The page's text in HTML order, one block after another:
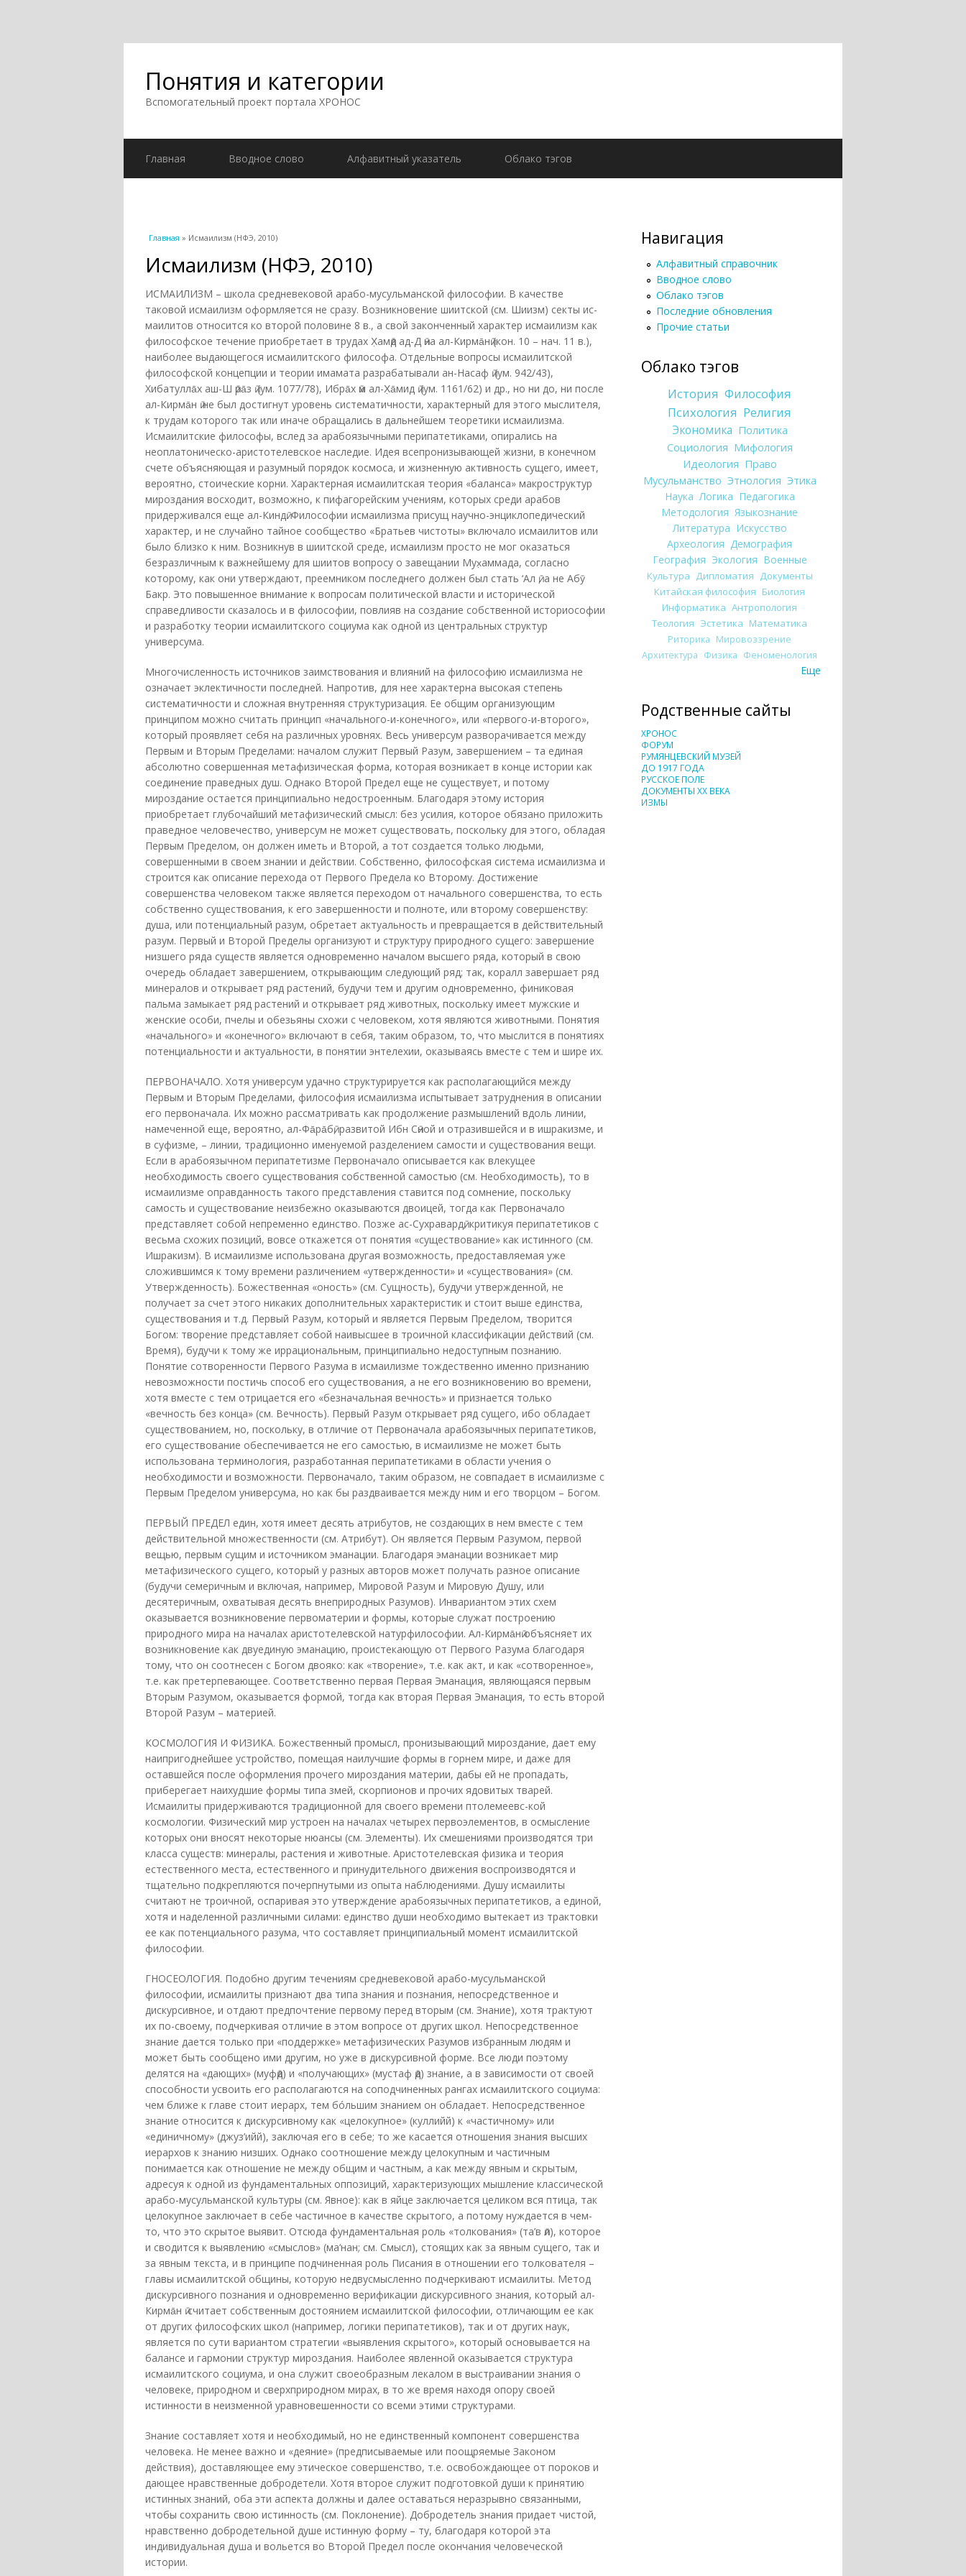
Понятия и категории
Вспомогательный проект портала ХРОНОС
Главная Вводное слово Алфавитный указатель Облако тэгов
Вы здесь
Главная » Исмаилизм (НФЭ, 2010)
Исмаилизм (НФЭ, 2010)
ИСМАИЛИЗМ – школа средневековой арабо-мусульманской философии. В качестве
таковой исмаилизм оформляется не сразу. Возникновение шиитской (см. Шиизм) секты ис-
маилитов относится ко второй половине 8 в., а свой законченный характер исмаилизм как
философское течение приобретает в трудах Х̣амӣд ад-Д ӣна ал-Кирма̄нӣ (кон. 10 – нач. 11 в.),
наиболее выдающегося исмаилитского философа. Отдельные вопросы исмаилитской
философской концепции и теории имамата разрабатывали ан-Насаф ӣ (ум. 942/43),
Хибатулла̄х аш-Ш ӣра̄з ӣ (ум. 1077/78), Ибра̄х ӣм ал-Х̣а̄мид ӣ (ум. 1161/62) и др., но ни до, ни после
ал-Кирма̄н ӣ не был достигнут уровень систематичности, характерный для этого мыслителя,
к трудам которого так или иначе обращались в дальнейшем теоретики исмаилизма.
Исмаилитские философы, вслед за арабоязычными перипатетиками, опирались на
неоплатоническо-аристотелевское наследие. Идея всепронизывающей жизни, в конечном
счете объясняющая и разумный порядок космоса, и жизненную активность сущего, имеет,
вероятно, стоические корни. Характерная исмаилитская теория «баланса» макроструктур
мироздания восходит, возможно, к пифагорейским учениям, которых среди арабов
придерживался еще ал-Киндӣ. Философии исмаилизма присущ научно-энциклопедический
характер, и не случайно тайное сообщество «Братьев чистоты» включало исмаилитов или
было близко к ним. Возникнув в шиитской среде, исмаилизм просто не мог оказаться
безразличным к важнейшему для шиитов вопросу о завещании Мух̣аммада, согласно
которому, как они утверждают, преемником последнего должен был стать ‘Ал ӣ, а не Абӯ
Бакр. Это повышенное внимание к вопросам политической власти и исторической
справедливости сказалось и в философии, повлияв на создание собственной историософии
и разработку теории исмаилитского социума как одной из центральных структур
универсума.
Многочисленность источников заимствования и влияний на философию исмаилизма не
означает эклектичности последней. Напротив, для нее характерна высокая степень
систематичности и сложная внутренняя структуризация. Ее общим организующим
принципом можно считать принцип «начального-и-конечного», или «первого-и-второго»,
который проявляет себя на различных уровнях. Весь универсум разворачивается между
Первым и Вторым Пределами: началом служит Первый Разум, завершением – та единая
абсолютно совершенная метафизическая форма, которая возникает в конце истории как
соединение праведных душ. Однако Второй Предел еще не существует, и потому
мироздание остается принципиально недостроенным. Благодаря этому история
приобретает глубочайший метафизический смысл: без усилия, которое обязано приложить
праведное человечество, универсум не может существовать, поскольку для этого, обладая
Первым Пределом, он должен иметь и Второй, а тот создается только людьми,
совершенными в своем знании и действии. Собственно, философская система исмаилизма и
строится как описание перехода от Первого Предела ко Второму. Достижение
совершенства человеком также является переходом от начального совершенства, то есть
собственно существования, к его завершенности и полноте, или второму совершенству:
душа, или потенциальный разум, обретает актуальность и превращается в действительный
разум. Первый и Второй Пределы организуют и структуру природного сущего: завершение
низшего ряда существ является одновременно началом высшего ряда, который в свою
очередь обладает завершением, открывающим следующий ряд; так, коралл завершает ряд
минералов и открывает ряд растений, будучи тем и другим одновременно, финиковая
пальма замыкает ряд растений и открывает ряд животных, поскольку имеет мужские и
женские особи, пчелы и обезьяны схожи с человеком, хотя являются животными. Понятия
«начального» и «конечного» включают в себя, таким образом, то, что мыслится в понятиях
потенциальности и актуальности, в понятии энтелехии, оказываясь вместе с тем и шире их.
ПЕРВОНАЧАЛО. Хотя универсум удачно структурируется как располагающийся между
Первым и Вторым Пределами, философия исмаилизма испытывает затруднения в описании
его первоначала. Их можно рассматривать как продолжение размышлений вдоль линии,
намеченной еще, вероятно, ал-Фа̄ра̄бӣ, развитой Ибн Сӣной и отразившейся и в ишракизме, и
в суфизме, – линии, традиционно именуемой разделением самости и существования вещи.
Если в арабоязычном перипатетизме Первоначало описывается как влекущее
необходимость своего существования собственной самостью (см. Необходимость), то в
исмаилизме оправданность такого представления ставится под сомнение, поскольку
самость и существование неизбежно оказываются двоицей, тогда как Первоначало
представляет собой непременно единство. Позже ас-Сухравардӣ, критикуя перипатетиков с
весьма схожих позиций, вовсе откажется от понятия «существование» как истинного (см.
Ишракизм). В исмаилизме использована другая возможность, предоставляемая уже
сложившимся к тому времени различением «утвержденности» и «существования» (см.
Утвержденность). Божественная «оность» (см. Сущность), будучи утвержденной, не
получает за счет этого никаких дополнительных характеристик и стоит выше единства,
существования и т.д. Первый Разум, который и является Первым Пределом, творится
Богом: творение представляет собой наивысшее в троичной классификации действий (см.
Время), будучи к тому же иррациональным, принципиально недоступным познанию.
Понятие сотворенности Первого Разума в исмаилизме тождественно именно признанию
невозможности постичь способ его существования, а не его возникновению во времени,
хотя вместе с тем отрицается его «безначальная вечность» и признается только
«вечность без конца» (см. Вечность). Первый Разум открывает ряд сущего, ибо обладает
существованием, но, поскольку, в отличие от Первоначала арабоязычных перипатетиков,
его существование обеспечивается не его самостью, в исмаилизме не может быть
использована терминология, разработанная перипатетиками в области учения о
необходимости и возможности. Первоначало, таким образом, не совпадает в исмаилизме с
Первым Пределом универсума, но как бы раздваивается между ним и его творцом – Богом.
ПЕРВЫЙ ПРЕДЕЛ един, хотя имеет десять атрибутов, не создающих в нем вместе с тем
действительной множественности (см. Атрибут). Он является Первым Разумом, первой
вещью, первым сущим и источником эманации. Благодаря эманации возникает мир
метафизического сущего, который у разных авторов может получать разное описание
(будучи семеричным и включая, например, Мировой Разум и Мировую Душу, или
десятеричным, охватывая десять внеприродных Разумов). Инвариантом этих схем
оказывается возникновение первоматерии и формы, которые служат построению
природного мира на началах аристотелевской натурфилософии. Ал-Кирма̄нӣ объясняет их
возникновение как двуединую эманацию, проистекающую от Первого Разума благодаря
тому, что он соотнесен с Богом двояко: как «творение», т.е. как акт, и как «сотворенное»,
т.е. как претерпевающее. Соответственно первая Первая Эманация, являющаяся первым
Вторым Разумом, оказывается формой, тогда как вторая Первая Эманация, то есть второй
Второй Разум – материей.
КОСМОЛОГИЯ И ФИЗИКА. Божественный промысл, пронизывающий мироздание, дает ему
наипригоднейшее устройство, помещая наилучшие формы в горнем мире, и даже для
оставшейся после оформления прочего мироздания материи, дабы ей не пропадать,
приберегает наихудшие формы типа змей, скорпионов и прочих ядовитых тварей.
Исмаилиты придерживаются традиционной для своего времени птолемеевс-кой
космологии. Физический мир устроен на началах четырех первоэлементов, в осмысление
которых они вносят некоторые нюансы (см. Элементы). Их смешениями производятся три
класса существ: минералы, растения и животные. Аристотелевская физика и теория
естественного места, естественного и принудительного движения воспроизводятся и
тщательно подкрепляются почерпнутыми из опыта наблюдениями. Душу исмаилиты
считают не троичной, оспаривая это утверждение арабоязычных перипатетиков, а единой,
хотя и наделенной различными силами: единство души необходимо вытекает из трактовки
ее как потенциального разума, что составляет принципиальный момент исмаилитской
философии.
ГНОСЕОЛОГИЯ. Подобно другим течениям средневековой арабо-мусульманской
философии, исмаилиты признают два типа знания и познания, непосредственное и
дискурсивное, и отдают предпочтение первому перед вторым (см. Знание), хотя трактуют
их по-своему, подчеркивая отличие в этом вопросе от других школ. Непосредственное
знание дается только при «поддержке» метафизических Разумов избранным людям и
может быть сообщено ими другим, но уже в дискурсивной форме. Все люди поэтому
делятся на «дающих» (муфӣд) и «получающих» (мустаф ӣд) знание, а в зависимости от своей
способности усвоить его располагаются на соподчиненных рангах исмаилитского социума:
чем ближе к главе стоит иерарх, тем бóльшим знанием он обладает. Непосредственное
знание относится к дискурсивному как «целокупное» (куллийй) к «частичному» или
«единичному» (джуз’ийй), заключая его в себе; то же касается отношения знания высших
иерархов к знанию низших. Однако соотношение между целокупным и частичным
понимается как отношение не между общим и частным, а как между явным и скрытым,
адресуя к одной из фундаментальных оппозиций, характеризующих мышление классической
арабо-мусульманской культуры (см. Явное): как в яйце заключается целиком вся птица, так
целокупное заключает в себе частичное в качестве скрытого, а потому нуждается в чем-
то, что это скрытое выявит. Отсюда фундаментальная роль «толкования» (та’в ӣл), которое
и сводится к выявлению «смыслов» (ма‘нан; см. Смысл), стоящих как за явным сущего, так и
за явным текста, и в принципе подчиненная роль Писания в отношении его толкователя –
главы исмаилитской общины, которую недвусмысленно подчеркивают исмаилиты. Метод
дискурсивного познания и одновременно верификации дискурсивного знания, который ал-
Кирма̄н ӣ считает собственным достоянием исмаилитской философии, отличающим ее как
от других философских школ (например, логики перипатетиков), так и от других наук,
является по сути вариантом стратегии «выявления скрытого», который основывается на
балансе и гармонии структур мироздания. Наиболее явленной оказывается структура
исмаилитского социума, и она служит своеобразным лекалом в выстраивании знания о
человеке, природном и сверхприродном мирах, в то же время находя опору своей
истинности в неизменной уравновешенности со всеми этими структурами.
Знание составляет хотя и необходимый, но не единственный компонент совершенства
человека. Не менее важно и «деяние» (предписываемые или поощряемые Законом
действия), доставляющее ему этическое совершенство, т.е. освобождающее от пороков и
дающее нравственные добродетели. Хотя второе служит подготовкой души к принятию
истинных знаний, оба эти аспекта должны и далее оставаться неразрывно связанными,
чтобы сохранить свою истинность (см. Поклонение). Добродетель знания придает чистой,
нравственно добродетельной душе истинную форму – ту, благодаря которой эта
индивидуальная душа и вольется во Второй Предел после окончания человеческой
истории.
Навигация
Алфавитный справочник
Вводное слово
Облако тэгов
Последние обновления
Прочие статьи
Облако тэгов
История Философия
Психология Религия
Экономика Политика
Социология Мифология
Идеология Право
Мусульманство Этнология Этика
Наука Логика Педагогика
Методология Языкознание
Литература Искусство
Археология Демография
География Экология Военные
Культура Дипломатия Документы
Китайская философия Биология
Информатика Антропология
Теология Эстетика Математика
Риторика Мировоззрение
Архитектура Физика Феноменология
Еще
Родственные сайты
ХРОНОС
ФОРУМ
РУМЯНЦЕВСКИЙ МУЗЕЙ
ДО 1917 ГОДА
РУССКОЕ ПОЛЕ
ДОКУМЕНТЫ XX ВЕКА
ИЗМЫ